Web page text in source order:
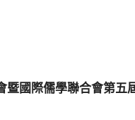
國際儒學聯合會第五